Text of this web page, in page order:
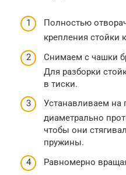
Полностью
крепления стойки
Снимаем с чашки
Для разборки
в тиски.
Устанавливаем на
диаметрально
чтобы они
пружины.
Равномерно